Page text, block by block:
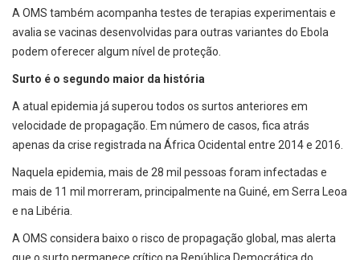
A OMS também acompanha testes de terapias experimentais e
avalia se vacinas desenvolvidas para outras variantes do Ebola
podem oferecer algum nível de proteção.
Surto é o segundo maior da história
A atual epidemia já superou todos os surtos anteriores em
velocidade de propagação. Em número de casos, fica atrás
apenas da crise registrada na África Ocidental entre 2014 e 2016.
Naquela epidemia, mais de 28 mil pessoas foram infectadas e
mais de 11 mil morreram, principalmente na Guiné, em Serra Leoa
e na Libéria.
A OMS considera baixo o risco de propagação global, mas alerta